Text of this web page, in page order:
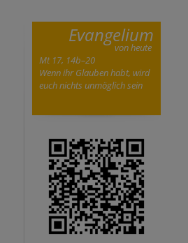
Evangelium
von heute
Mt 17, 14b–20
Wenn ihr Glauben habt, wird
euch nichts unmöglich sein